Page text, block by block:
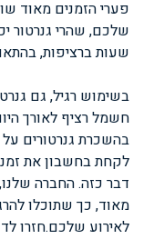
פערי הזמנים מאוד
שעות ברציפות,
בשימוש רגיל, גם
חשמל רציף לאורך
בהשכרת גנרטורים על
לקחת בחשבון את
דבר כזה. החברה
מאוד, כך שתוכלו
לאירוע שלכם.חזרו